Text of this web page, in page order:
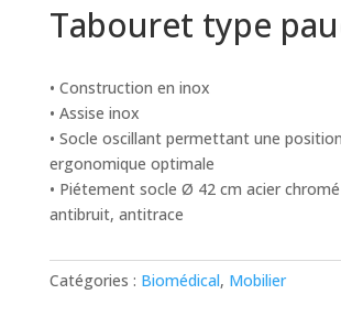
Tabouret type
• Construction en inox
• Assise inox
• Socle oscillant permettant une position
ergonomique optimale
• Piétement socle Ø 42 cm acier
antibruit, antitrace
Catégories : Biomédical, Mobilier